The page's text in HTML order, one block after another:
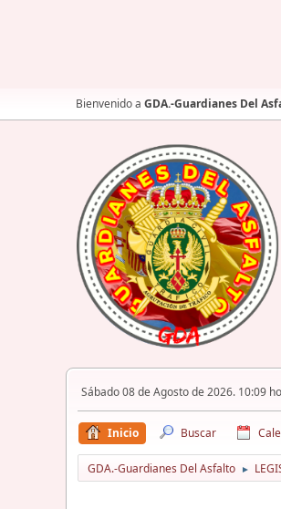
Bienvenido a GDA.-Guardianes Del
Sábado 08 de Agosto de 2026. 10:09
Inicio Buscar
GDA.-Guardianes Del Asfalto ►